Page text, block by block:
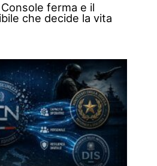
ferma e il
che decide la vita